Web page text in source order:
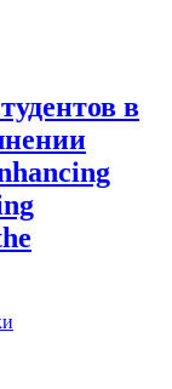
в